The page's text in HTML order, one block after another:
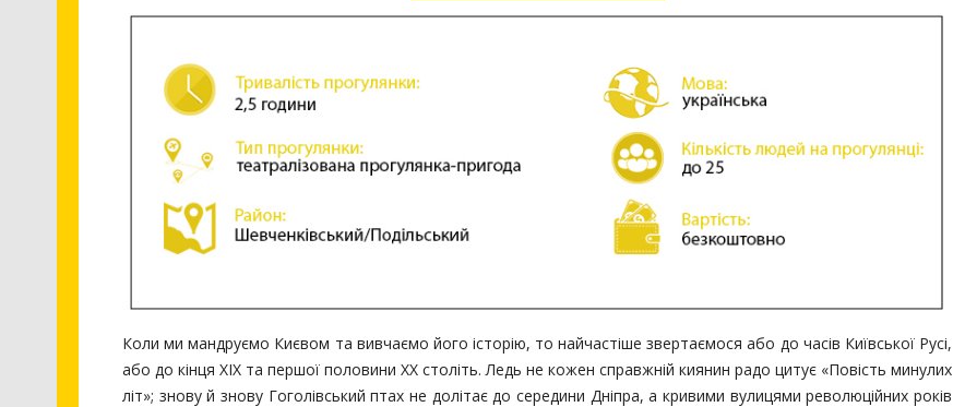
Коли ми мандруємо Києвом та вивчаємо його історію, то найчастіше звертаємося або до часів Київської Русі,
або до кінця ХІХ та першої половини ХХ століть. Ледь не кожен справжній киянин радо цитує «Повість минулих
літ»; знову й знову Гоголівський птах не долітає до середини Дніпра, а кривими вулицями революційних років